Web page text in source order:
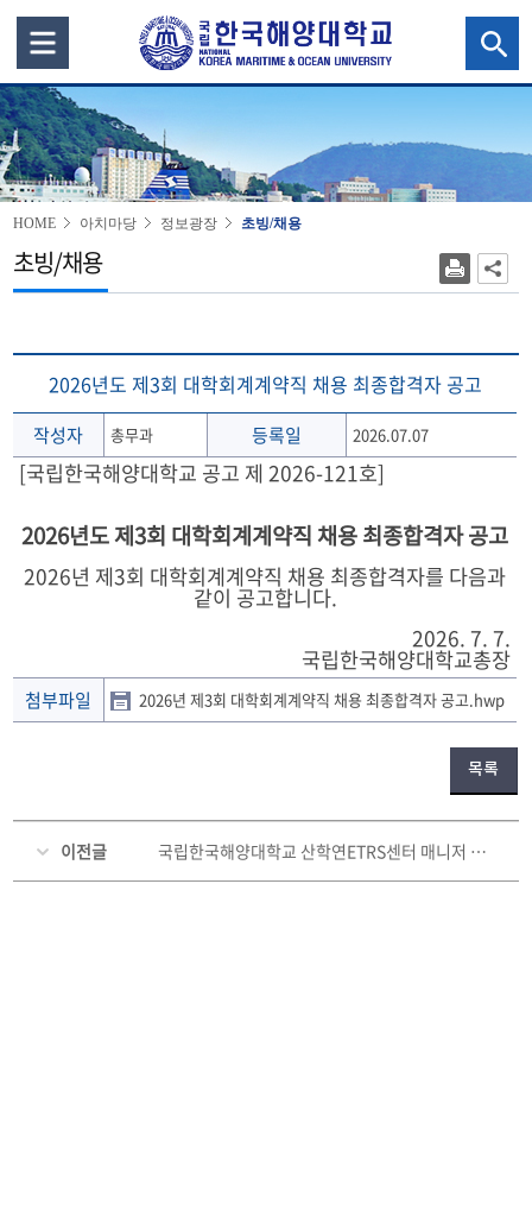
HOME 아치마당 정보광장 초빙/채용
초빙/채용
2026년도 제3회 대학회계계약직 채용 최종합격자 공고
작성자 총무과 등록일 2026.07.07
[국립한국해양대학교 공고 제 2026-121호]
2026년도 제3회 대학회계계약직 채용 최종합격자 공고
2026년 제3회 대학회계계약직 채용 최종합격자를 다음과
같이 공고합니다.
2026. 7. 7.
국립한국해양대학교총장
첨부파일 2026년 제3회 대학회계계약직 채용 최종합격자 공고.hwp
목록
이전글 국립한국해양대학교 산학연ETRS센터 매니저 공개경쟁 채용시험 공고(수정)